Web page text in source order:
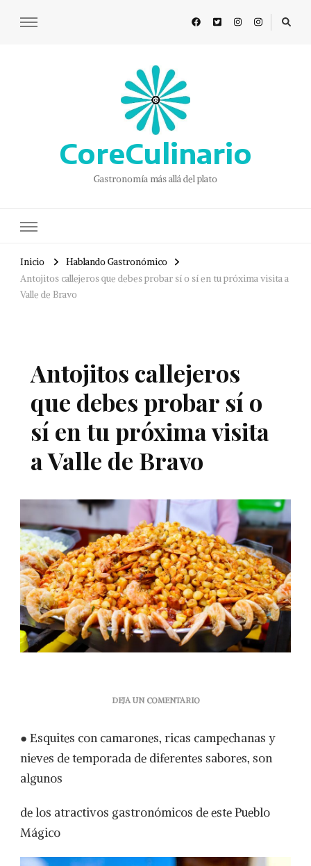
CoreCulinario
Gastronomía más allá del plato
Inicio
Hablando Gastronómico
Antojitos callejeros que debes probar sí o sí en tu próxima visita a
Valle de Bravo
Antojitos callejeros
que debes probar sí o
sí en tu próxima visita
a Valle de Bravo
DEJA UN COMENTARIOEN
QUE
DEBES
PROBAR
SÍ
EN
VISITA
● Esquites con camarones, ricas campechanas y
nieves de temporada de diferentes sabores, son
algunos
de los atractivos gastronómicos de este Pueblo
Mágico